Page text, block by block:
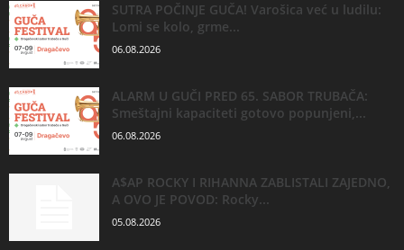
SUTRA POČINJE GUČA! Varošica već u ludilu:
Lomi se kolo, grme...
06.08.2026
ALARM U GUČI PRED 65. SABOR TRUBAČA:
Smeštajni kapaciteti gotovo popunjeni,...
06.08.2026
A$AP ROCKY I RIHANNA ZABLISTALI ZAJEDNO,
A OVO JE POVOD: Rocky...
05.08.2026